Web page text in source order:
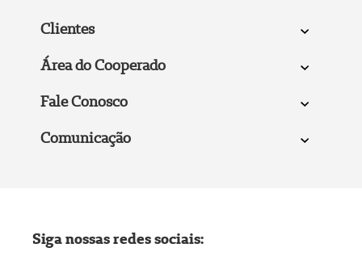
Clientes
Área do Cooperado
Fale Conosco
Comunicação
Siga nossas redes sociais: